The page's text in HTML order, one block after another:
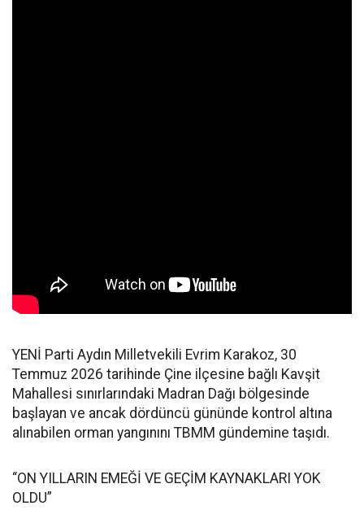
YENİ Parti Aydın Milletvekili Evrim Karakoz, 30
Temmuz 2026 tarihinde Çine ilçesine bağlı Kavşit
Mahallesi sınırlarındaki Madran Dağı bölgesinde
başlayan ve ancak dördüncü gününde kontrol altına
alınabilen orman yangınını TBMM gündemine taşıdı.
“ON YILLARIN EMEĞİ VE GEÇİM KAYNAKLARI YOK
OLDU”